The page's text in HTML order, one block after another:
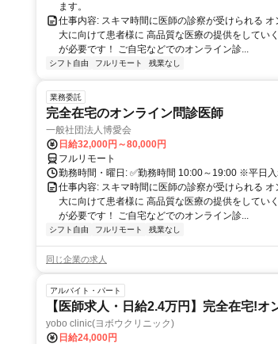
ます。
仕事内容: スキマ時間に医師の診察が受けられる
大に向けて患者様に 高品質な医療の提供をしてい
が必要です！ ご自宅などでのオンライン診...
シフト自由 フルリモート 残業なし
業務委託
完全在宅のオンライン問診医師
一般社団法人博愛会
日給32,000円～80,000円
フルリモート
勤務時間・曜日: ✅勤務時間 10:00～19:00 ※平日
仕事内容: スキマ時間に医師の診察が受けられる
大に向けて患者様に 高品質な医療の提供をしてい
が必要です！ ご自宅などでのオンライン診...
シフト自由 フルリモート 残業なし
同じ企業の求人
アルバイト・パート
【医師求人・日給2.4万円】完全在宅!
yobo clinic(ヨボウクリニック)
日給24,000円